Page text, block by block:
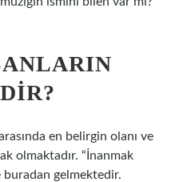
en belirgin olanı ve
olmaktadır. “İnanmak
buradan gelmektedir.